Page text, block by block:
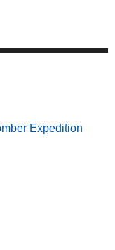
Expedition